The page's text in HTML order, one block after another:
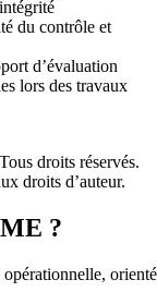
du contrôle et
d’évaluation
lors des travaux
droits réservés.
droits d’auteur.
?